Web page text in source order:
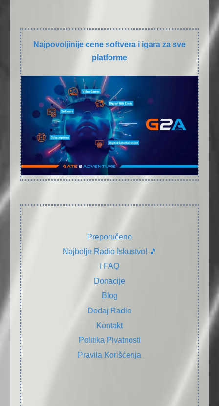
Najpovoljinije cene softvera i igara za sve
platforme
Preporučeno
Najbolje Radio Iskustvo! 🎵
ℹ️ FAQ
Donacije
Blog
Dodaj Radio
Kontakt
Politika Pivatnosti
Pravila Korišćenja